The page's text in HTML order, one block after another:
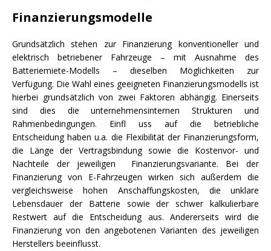
Finanzierungsmodelle
Grundsätzlich stehen zur Finanzierung konventioneller und
elektrisch betriebener Fahrzeuge – mit Ausnahme des
Batteriemiete-Modells – dieselben Möglichkeiten zur
Verfügung. Die Wahl eines geeigneten Finanzierungsmodells ist
hierbei grundsätzlich von zwei Faktoren abhängig. Einerseits
sind dies die unternehmensinternen Strukturen und
Rahmenbedingungen. Einfl uss auf die betriebliche
Entscheidung haben u.a. die Flexibilität der Finanzierungsform,
die Länge der Vertragsbindung sowie die Kostenvor- und
Nachteile der jeweiligen Finanzierungsvariante. Bei der
Finanzierung von E-Fahrzeugen wirken sich außerdem die
vergleichsweise hohen Anschaffungskosten, die unklare
Lebensdauer der Batterie sowie der schwer kalkulierbare
Restwert auf die Entscheidung aus. Andererseits wird die
Finanzierung von den angebotenen Varianten des jeweiligen
Herstellers beeinflusst.